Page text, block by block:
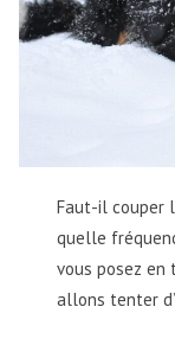
Faut-il couper
quelle
vous posez en
allons tenter